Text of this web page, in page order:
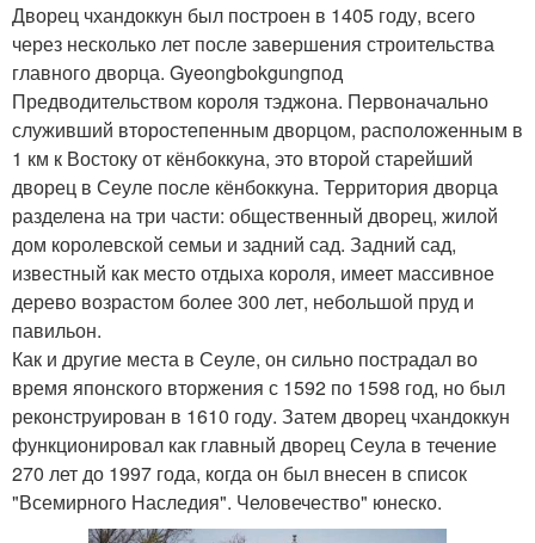
Дворец чхандоккун был построен в 1405 году, всего
через несколько лет после завершения строительства
главного дворца. Gyeongbokgungпод
Предводительством короля тэджона. Первоначально
служивший второстепенным дворцом, расположенным в
1 км к Востоку от кёнбоккуна, это второй старейший
дворец в Сеуле после кёнбоккуна. Территория дворца
разделена на три части: общественный дворец, жилой
дом королевской семьи и задний сад. Задний сад,
известный как место отдыха короля, имеет массивное
дерево возрастом более 300 лет, небольшой пруд и
павильон.
Как и другие места в Сеуле, он сильно пострадал во
время японского вторжения с 1592 по 1598 год, но был
реконструирован в 1610 году. Затем дворец чхандоккун
функционировал как главный дворец Сеула в течение
270 лет до 1997 года, когда он был внесен в список
"Всемирного Наследия". Человечество" юнеско.